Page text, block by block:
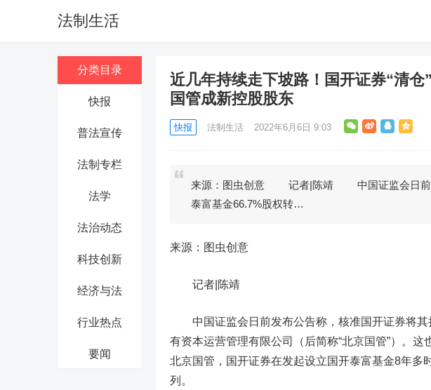
法制生活
分类目录
快报
普法宣传
法制专栏
法学
法治动态
科技创新
经济与法
行业热点
要闻
近几年持续走下坡路！国开证券“清
国管成新控股股东
快报 法制生活 2022年6月6日 9:03
来源：图虫创意 记者|陈靖 中国证监会日前发
泰富基金66.7%股权转…
来源：图虫创意
记者|陈靖
中国证监会日前发布公告称，核准国开证券将其
有资本运营管理有限公司（后简称“北京国管”）。
北京国管，国开证券在发起设立国开泰富基金8年多
列。